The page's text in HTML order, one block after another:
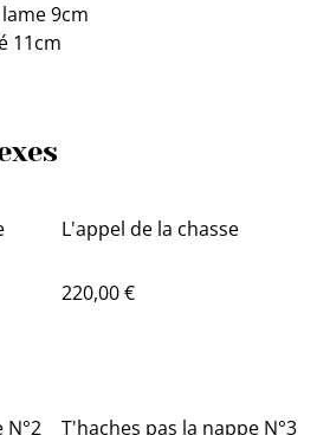
9cm
11cm
L'appel de la chasse
220,00 €
N°2
T'haches pas la nappe N°3